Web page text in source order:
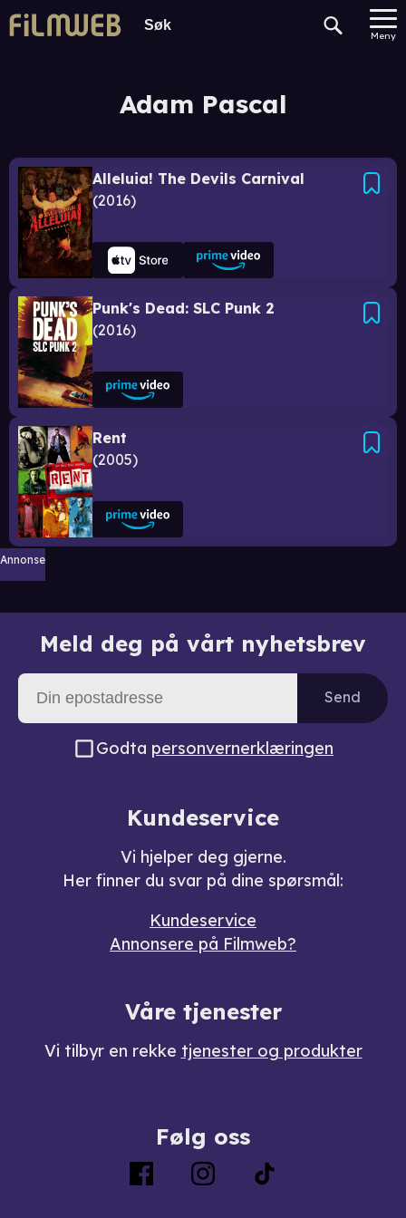
Meny
Adam Pascal
Alleluia! The Devils Carnival
2016
Punk's Dead: SLC Punk 2
2016
Rent
2005
Annonse
Meld deg på vårt nyhetsbrev
Send
Godta personvernerklæringen
Kundeservice
Vi hjelper deg gjerne.
Her finner du svar på dine spørsmål:
Kundeservice
Annonsere på Filmweb?
Våre tjenester
Vi tilbyr en rekke tjenester og produkter
Følg oss